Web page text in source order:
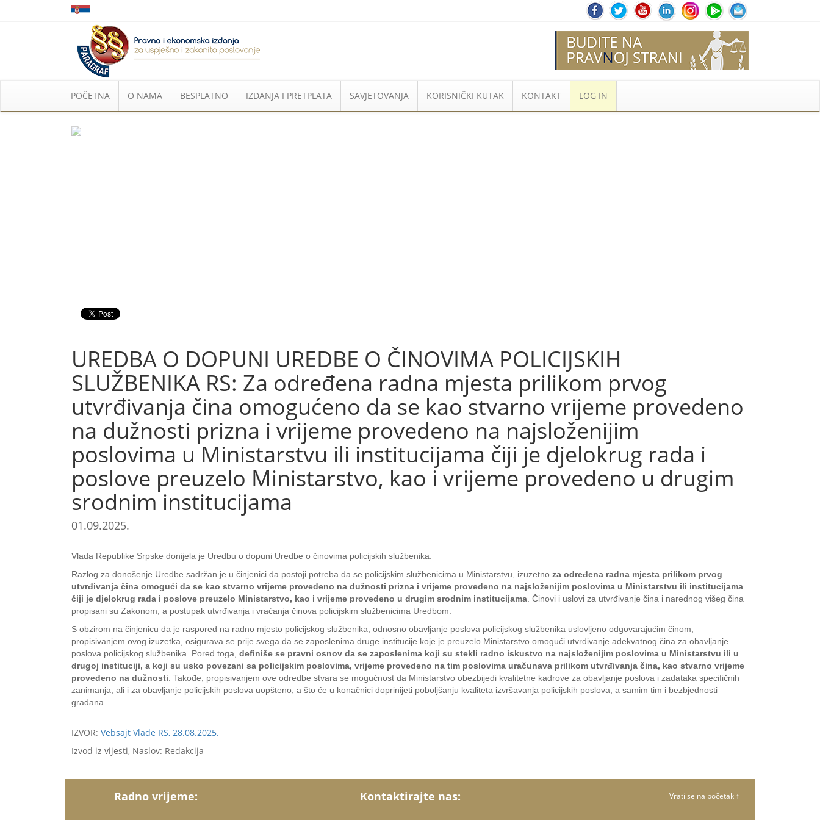
POČETNA O NAMA BESPLATNO IZDANJA I PRETPLATA SAVJETOVANJA KORISNIČKI KUTAK KONTAKT LOG IN
UREDBA O DOPUNI UREDBE O ČINOVIMA POLICIJSKIH
SLUŽBENIKA RS: Za određena radna mjesta prilikom prvog
utvrđivanja čina omogućeno da se kao stvarno vrijeme provedeno
na dužnosti prizna i vrijeme provedeno na najsloženijim
poslovima u Ministarstvu ili institucijama čiji je djelokrug rada i
poslove preuzelo Ministarstvo, kao i vrijeme provedeno u drugim
srodnim institucijama
01.09.2025.
Vlada Republike Srpske donijela je Uredbu o dopuni Uredbe o činovima policijskih službenika.
Razlog za donošenje Uredbe sadržan je u činjenici da postoji potreba da se policijskim službenicima u Ministarstvu, izuzetno za određena radna mjesta prilikom prvog
utvrđivanja čina omogući da se kao stvarno vrijeme provedeno na dužnosti prizna i vrijeme provedeno na najsloženijim poslovima u Ministarstvu ili institucijama
čiji je djelokrug rada i poslove preuzelo Ministarstvo, kao i vrijeme provedeno u drugim srodnim institucijama . Činovi i uslovi za utvrđivanje čina i narednog višeg čina
propisani su Zakonom, a postupak utvrđivanja i vraćanja činova policijskim službenicima Uredbom.
S obzirom na činjenicu da je raspored na radno mjesto policijskog službenika, odnosno obavljanje poslova policijskog službenika uslovljeno odgovarajućim činom,
propisivanjem ovog izuzetka, osigurava se prije svega da se zaposlenima druge institucije koje je preuzelo Ministarstvo omogući utvrđivanje adekvatnog čina za obavljanje
poslova policijskog službenika. Pored toga, definiše se pravni osnov da se zaposlenima koji su stekli radno iskustvo na najsloženijim poslovima u Ministarstvu ili u
drugoj instituciji, a koji su usko povezani sa policijskim poslovima, vrijeme provedeno na tim poslovima uračunava prilikom utvrđivanja čina, kao stvarno vrijeme
provedeno na dužnosti . Takođe, propisivanjem ove odredbe stvara se mogućnost da Ministarstvo obezbijedi kvalitetne kadrove za obavljanje poslova i zadataka specifičnih
zanimanja, ali i za obavljanje policijskih poslova uopšteno, a što će u konačnici doprinijeti poboljšanju kvaliteta izvršavanja policijskih poslova, a samim tim i bezbjednosti
građana.
IZVOR: Vebsajt Vlade RS, 28.08.2025.
Izvod iz vijesti, Naslov: Redakcija
Radno vrijeme: Kontaktirajte nas: Vrati se na početak ↑